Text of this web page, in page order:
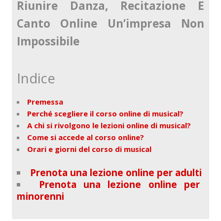
Riunire Danza, Recitazione E
Canto Online Un’impresa Non
Impossibile
Indice
Premessa
Perché scegliere il corso online di musical?
A chi si rivolgono le lezioni online di musical?
Come si accede al corso online?
Orari e giorni del corso di musical
Prenota una lezione online per adulti
Prenota una lezione online per
minorenni